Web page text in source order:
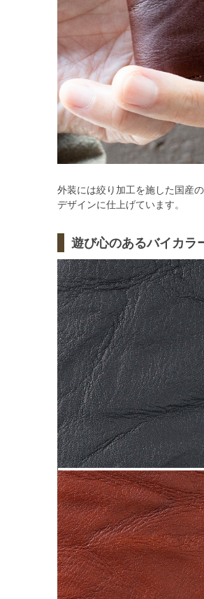
外装には絞り加工を施した国産
デザインに仕上げています。
遊び心のあるバイカラ